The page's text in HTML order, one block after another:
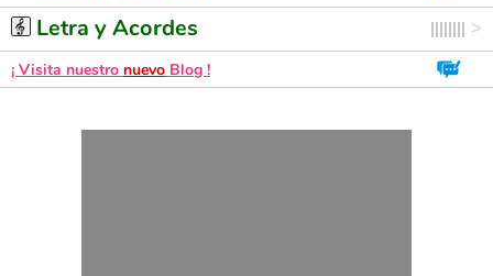
Letra y Acordes
¡ Visita nuestro nuevo Blog !